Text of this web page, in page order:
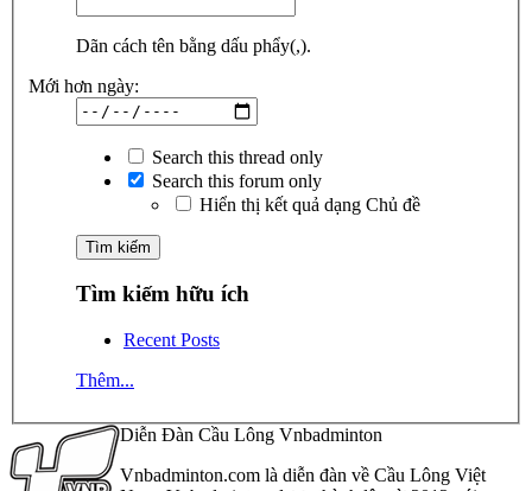
Dãn cách tên bằng dấu phẩy(,).
Mới hơn ngày:
Search this thread only
Search this forum only
Hiển thị kết quả dạng Chủ đề
Tìm kiếm hữu ích
Recent Posts
Thêm...
Diễn Đàn Cầu Lông Vnbadminton
Vnbadminton.com là diễn đàn về Cầu Lông Việt